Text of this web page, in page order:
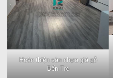
Hoàn thiện sàn nhựa giả gỗ
Bến Tre